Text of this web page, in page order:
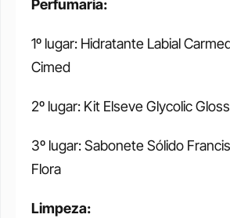
Perfumaria:
1º lugar: Hidratante Labial
Cimed
2º lugar: Kit Elseve Glycolic
3º lugar: Sabonete Sólido
Flora
Limpeza: